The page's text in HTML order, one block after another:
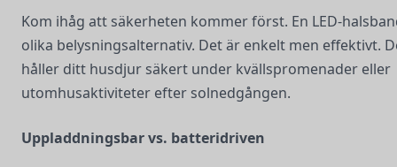
Kom ihåg att säkerheten kommer först. En LED-
olika belysningsalternativ. Det är enkelt men effektivt.
håller ditt husdjur säkert under kvällspromenader eller
utomhusaktiviteter efter solnedgången.
Uppladdningsbar vs. batteridriven